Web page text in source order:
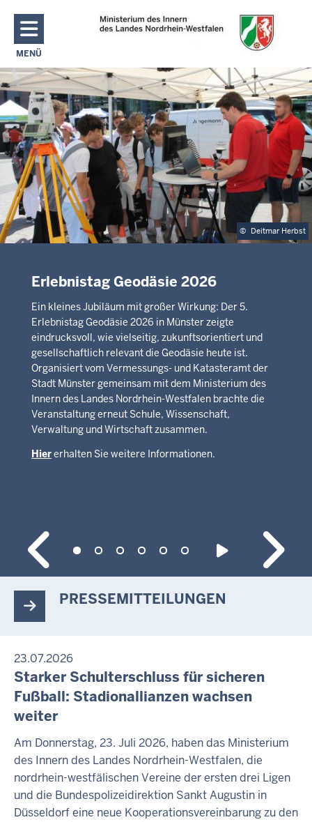
Direkt zum Inhalt
MENÜ
NAVIGATION AKTIVIEREN/DEAKTIVIEREN: MAIN MENU
© Deitmar Herbst
Erlebnistag Geodäsie 2026
Ein kleines Jubiläum mit großer Wirkung: Der 5.
Erlebnistag Geodäsie 2026 in Münster zeigte
eindrucksvoll, wie vielseitig, zukunftsorientiert und
gesellschaftlich relevant die Geodäsie heute ist.
Organisiert vom Vermessungs- und Katasteramt der
Stadt Münster gemeinsam mit dem Ministerium des
Innern des Landes Nordrhein-Westfalen brachte die
Veranstaltung erneut Schule, Wissenschaft,
Verwaltung und Wirtschaft zusammen.
Hiererhalten Sie weitere Informationen.
PRESSEMITTEILUNGEN
23.07.2026
Starker Schulterschluss für sicheren
Fußball: Stadionallianzen wachsen
weiter
Am Donnerstag, 23. Juli 2026, haben das Ministerium
des Innern des Landes Nordrhein-Westfalen, die
nordrhein-westfälischen Vereine der ersten drei Ligen
und die Bundespolizeidirektion Sankt Augustin in
Düsseldorf eine neue Kooperationsvereinbarung zu den